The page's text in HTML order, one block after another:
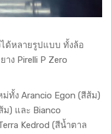
ด้หลายรูปแบบ ทั้งล้อ
ง Pirelli P Zero
ทั้ง Arancio Egon (สีส้ม)
ม) และ Bianco
Kedrod (สีน้ำตาล